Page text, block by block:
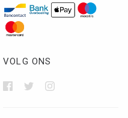
VOLG ONS